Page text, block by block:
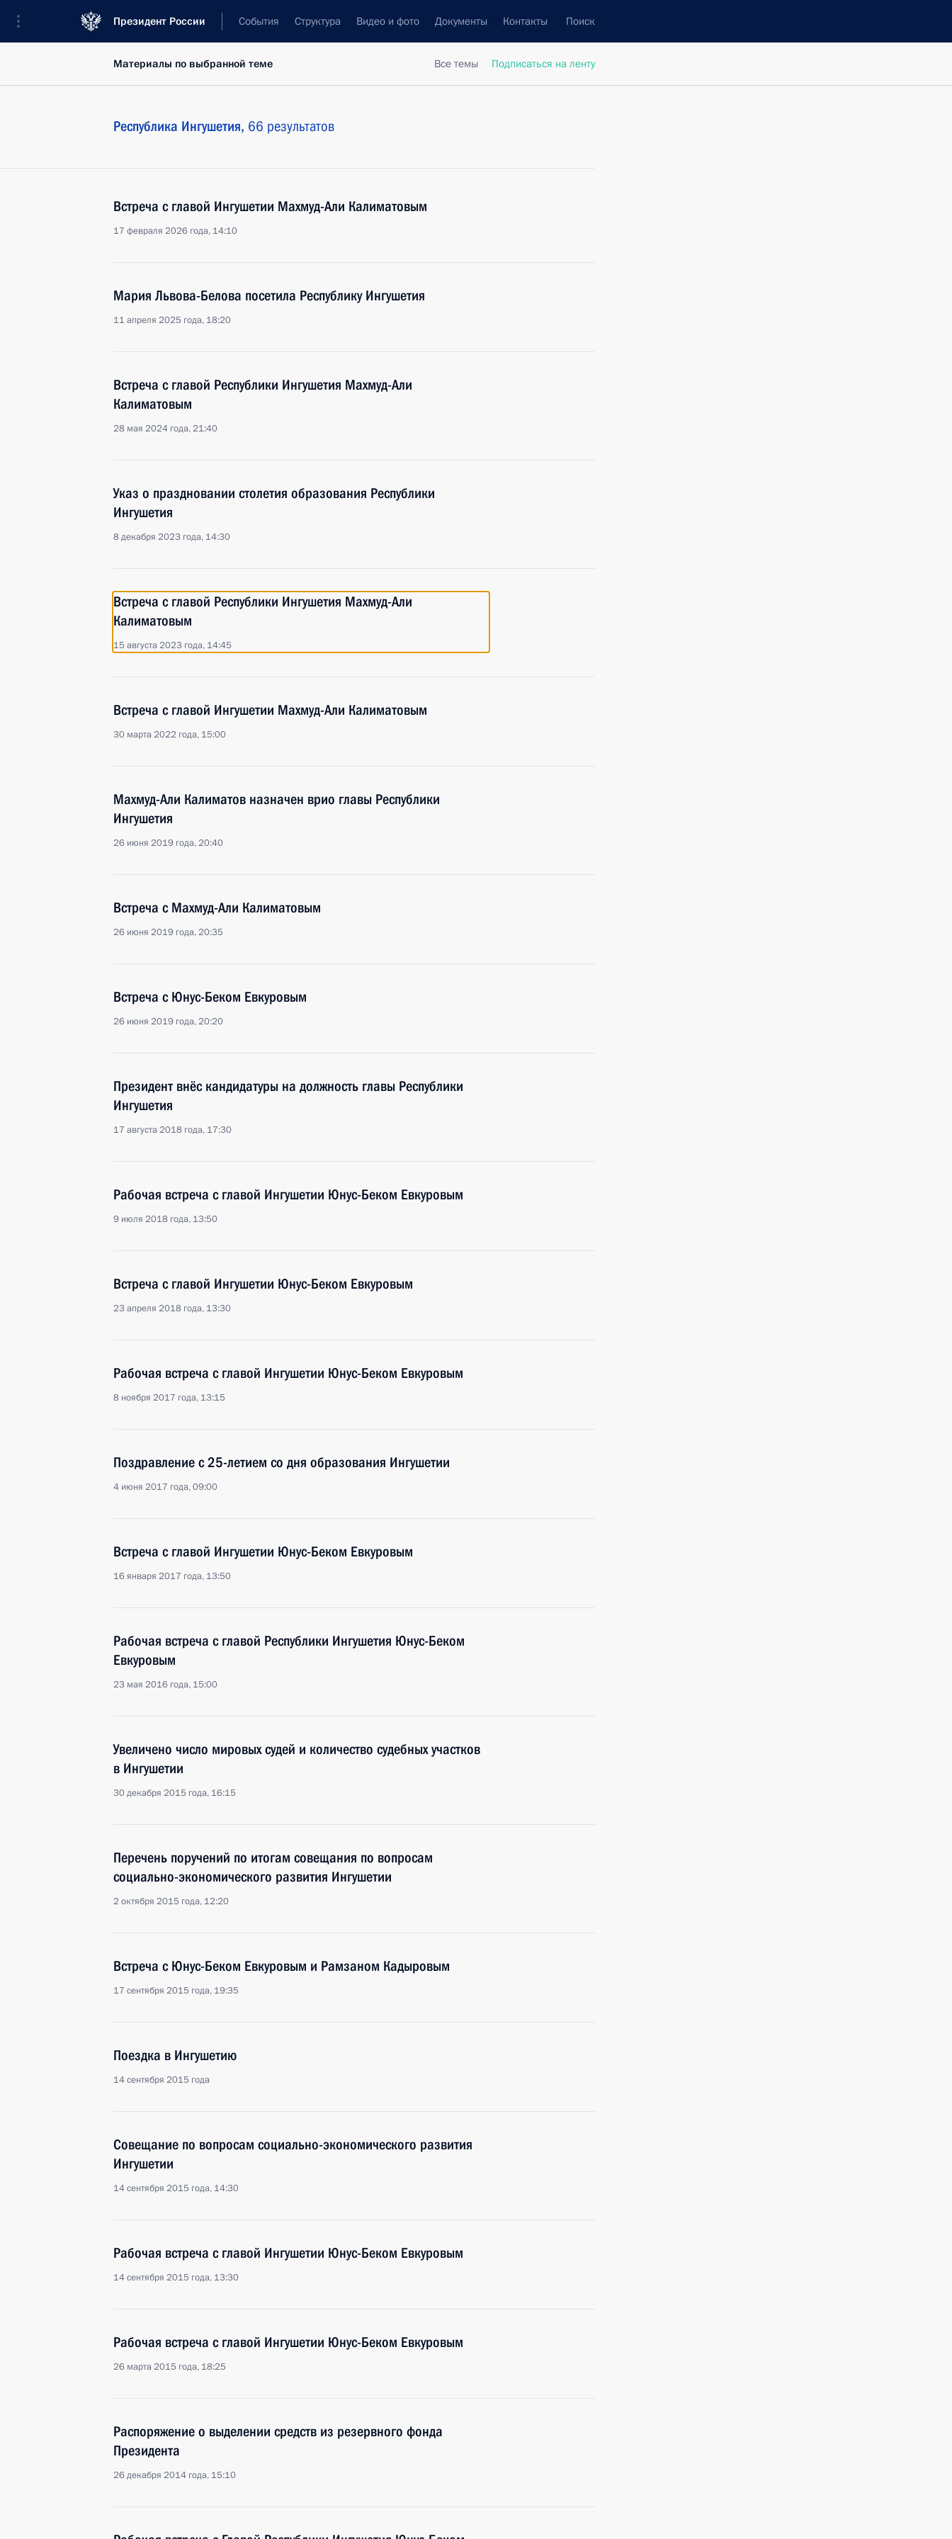
Президент России События Структура Видео и фото Документы Контакты Поиск
Все темы Подписаться на ленту
Материалы по выбранной теме
Республика Ингушетия, 66 результатов
Встреча с главой Ингушетии Махмуд-Али Калиматовым
17 февраля 2026 года, 14:10
Мария Львова-Белова посетила Республику Ингушетия
11 апреля 2025 года, 18:20
Встреча с главой Республики Ингушетия Махмуд-Али
Калиматовым
28 мая 2024 года, 21:40
Указ о праздновании столетия образования Республики
Ингушетия
8 декабря 2023 года, 14:30
Встреча с главой Республики Ингушетия Махмуд-Али
Калиматовым
15 августа 2023 года, 14:45
Встреча с главой Ингушетии Махмуд-Али Калиматовым
30 марта 2022 года, 15:00
Махмуд-Али Калиматов назначен врио главы Республики
Ингушетия
26 июня 2019 года, 20:40
Встреча с Махмуд-Али Калиматовым
26 июня 2019 года, 20:35
Встреча с Юнус-Беком Евкуровым
26 июня 2019 года, 20:20
Президент внёс кандидатуры на должность главы Республики
Ингушетия
17 августа 2018 года, 17:30
Рабочая встреча с главой Ингушетии Юнус-Беком Евкуровым
9 июля 2018 года, 13:50
Встреча с главой Ингушетии Юнус-Беком Евкуровым
23 апреля 2018 года, 13:30
Рабочая встреча с главой Ингушетии Юнус-Беком Евкуровым
8 ноября 2017 года, 13:15
Поздравление с 25-летием со дня образования Ингушетии
4 июня 2017 года, 09:00
Встреча с главой Ингушетии Юнус-Беком Евкуровым
16 января 2017 года, 13:50
Рабочая встреча с главой Республики Ингушетия Юнус-Беком
Евкуровым
23 мая 2016 года, 15:00
Увеличено число мировых судей и количество судебных участков
в Ингушетии
30 декабря 2015 года, 16:15
Перечень поручений по итогам совещания по вопросам
социально-экономического развития Ингушетии
2 октября 2015 года, 12:20
Встреча с Юнус-Беком Евкуровым и Рамзаном Кадыровым
17 сентября 2015 года, 19:35
Поездка в Ингушетию
14 сентября 2015 года
Совещание по вопросам социально-экономического развития
Ингушетии
14 сентября 2015 года, 14:30
Рабочая встреча с главой Ингушетии Юнус-Беком Евкуровым
14 сентября 2015 года, 13:30
Рабочая встреча с главой Ингушетии Юнус-Беком Евкуровым
26 марта 2015 года, 18:25
Распоряжение о выделении средств из резервного фонда
Президента
26 декабря 2014 года, 15:10